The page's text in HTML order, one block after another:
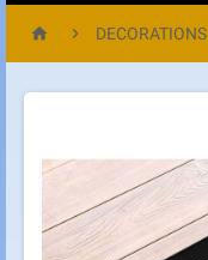
  DECORATIONS